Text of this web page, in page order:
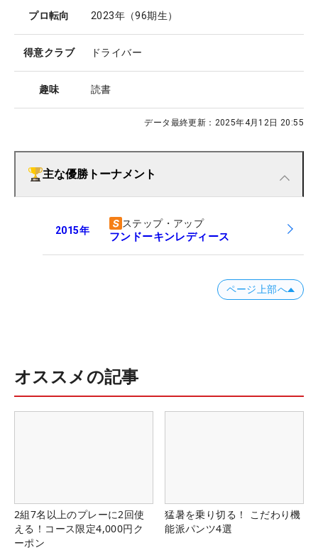
プロ転向 2023年（96期生）
得意クラブ ドライバー
趣味 読書
データ最終更新： 2025年4月12日 20:55
主な優勝トーナメント
2015年
ステップ・アップ
フンドーキンレディース
ページ上部へ
オススメの記事
2組7名以上のプレーに2回使
える！コース限定4,000円ク
ーポン
猛暑を乗り切る！ こだわり機
能派パンツ4選